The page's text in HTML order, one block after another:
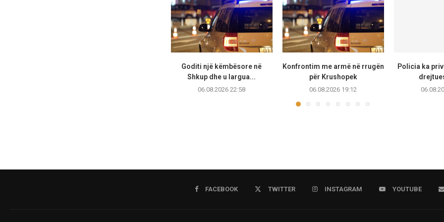
Goditi një këmbësore në
Shkup dhe u largua...
06.08.2026 22:58
Konfrontim me armë në rrugën
për Krushopek
06.08.2026 19:12
Policia ka
FACEBOOK TWITTER INSTAGRAM YOUTUBE